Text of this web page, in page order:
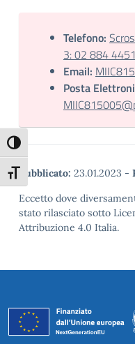
Attiva/disattiva alto
Attiva/disattiva dimensione
Telefono:
3: 02 884
Email:
Posta
Pubblicato: 23.01.2023 -
Eccetto dove
stato rilasciato sotto
Attribuzione 4.0 Italia.